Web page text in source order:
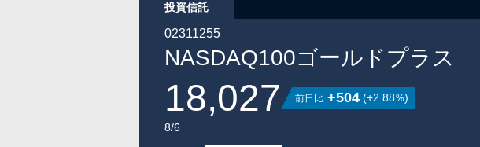
投資信託
NASDAQ100ゴールドプラス
02311255
18,027 前日比 +504 (+2.88%)
8/6